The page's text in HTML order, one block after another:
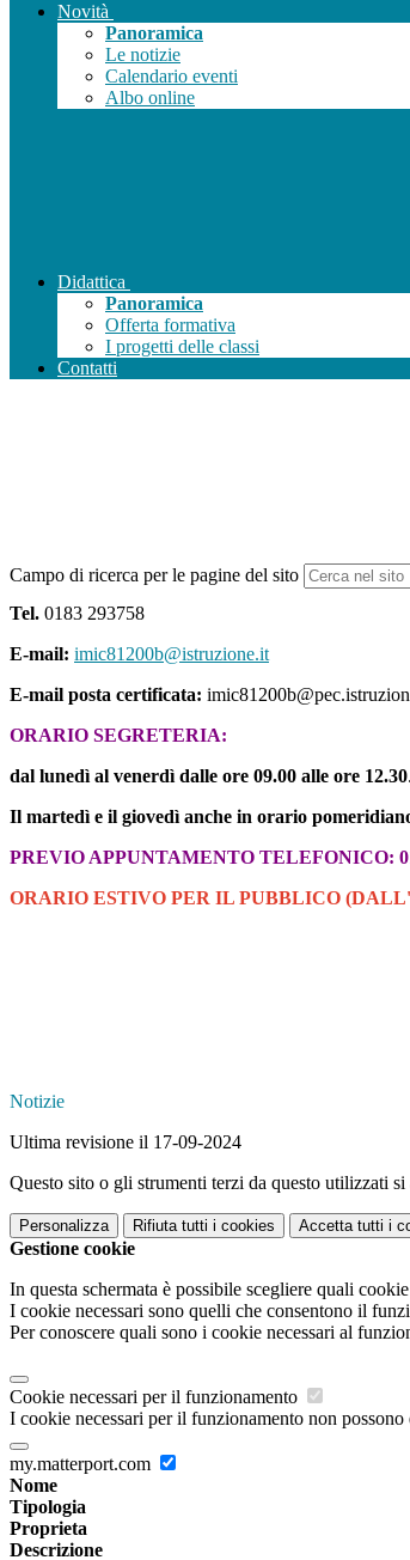
Novità
Panoramica
Le notizie
Calendario eventi
Albo online
Didattica
Panoramica
Offerta formativa
I progetti delle classi
Contatti
Campo di ricerca per le pagine del sito
Tel. 0183 293758
E-mail: imic81200b@istruzione.it
E-mail posta certificata:
ORARIO SEGRETERIA:
dal lunedì al venerdì dalle ore 09.00 alle ore 12.30.
Il martedì e il giovedì anche in orario
PREVIO APPUNTAMENTO TELEFONICO:
ORARIO ESTIVO PER IL PUBBLICO
Notizie
Ultima revisione il 17-09-2024
Questo sito o gli strumenti terzi da questo utilizzati
Personalizza Rifiuta tutti i cookies Accetta tutti i
Gestione cookie
In questa schermata è possibile scegliere quali
I cookie necessari sono quelli che consentono il
Per conoscere quali sono i cookie necessari al
Cookie necessari per il funzionamento
I cookie necessari per il funzionamento non
my.matterport.com
Nome
Tipologia
Proprieta
Descrizione